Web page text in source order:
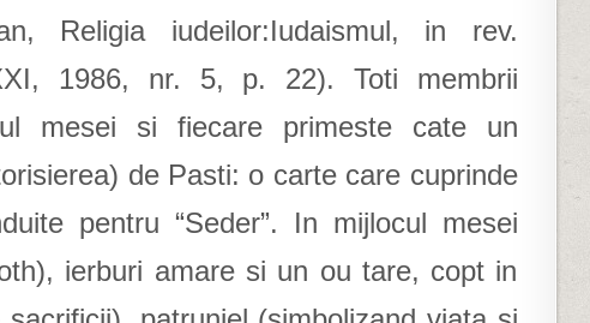
Religia iudeilor:Iudaismul, in rev.
1986, nr. 5, p. 22). Toti membrii
mesei si fiecare primeste cate un
de Pasti: o carte care cuprinde
pentru “Seder”. In mijlocul mesei
ierburi amare si un ou tare, copt in